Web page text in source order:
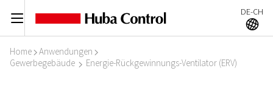
C DE-CH
A
Home I Anwendungen I
Gewerbegebäude I Energie-Rückgewinnungs-Ventilator (ERV)